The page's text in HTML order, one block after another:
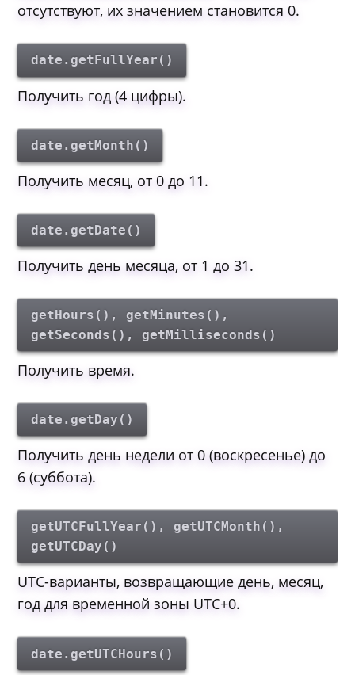
отсутствуют, их значением становится 0.
date.getFullYear()
Получить год (4 цифры).
date.getMonth()
Получить месяц, от 0 до 11.
date.getDate()
Получить день месяца, от 1 до 31.
getHours(), getMinutes(),
getSeconds(), getMilliseconds()
Получить время.
date.getDay()
Получить день недели от 0 (воскресенье) до
6 (суббота).
getUTCFullYear(), getUTCMonth(),
getUTCDay()
UTC-варианты, возвращающие день, месяц,
год для временной зоны UTC+0.
date.getUTCHours()